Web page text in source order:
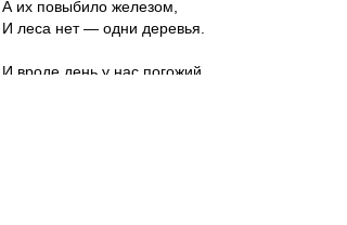
А их повыбило железом,
И леса нет — одни деревья.
И вроде день у нас погожий,